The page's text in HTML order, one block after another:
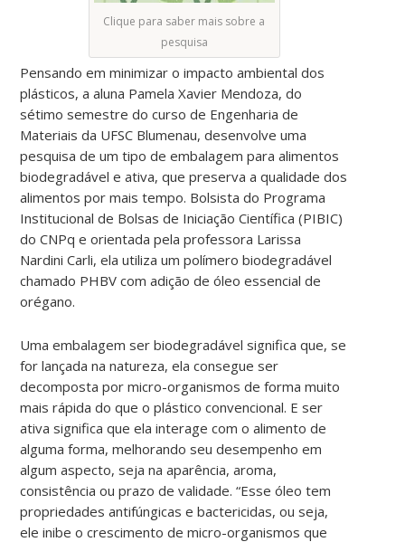
Clique para saber mais sobre a
pesquisa
Pensando em minimizar o impacto ambiental dos
plásticos, a aluna Pamela Xavier Mendoza, do
sétimo semestre do curso de Engenharia de
Materiais da UFSC Blumenau, desenvolve uma
pesquisa de um tipo de embalagem para alimentos
biodegradável e ativa, que preserva a qualidade dos
alimentos por mais tempo. Bolsista do Programa
Institucional de Bolsas de Iniciação Científica (PIBIC)
do CNPq e orientada pela professora Larissa
Nardini Carli, ela utiliza um polímero biodegradável
chamado PHBV com adição de óleo essencial de
orégano.
Uma embalagem ser biodegradável significa que, se
for lançada na natureza, ela consegue ser
decomposta por micro-organismos de forma muito
mais rápida do que o plástico convencional. E ser
ativa significa que ela interage com o alimento de
alguma forma, melhorando seu desempenho em
algum aspecto, seja na aparência, aroma,
consistência ou prazo de validade. “Esse óleo tem
propriedades antifúngicas e bactericidas, ou seja,
ele inibe o crescimento de micro-organismos que